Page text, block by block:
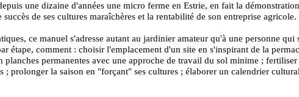
une dizaine d'années une micro ferme en Estrie, en fait la
de ses cultures maraîchères et la rentabilité de son entreprise agricole.
ce manuel s'adresse autant au jardinier amateur qu'à une personne
étape, comment : choisir l'emplacement d'un site en s'inspirant de la
permanentes avec une approche de travail du sol minime ;
; prolonger la saison en "forçant" ses cultures ; élaborer un calendrier